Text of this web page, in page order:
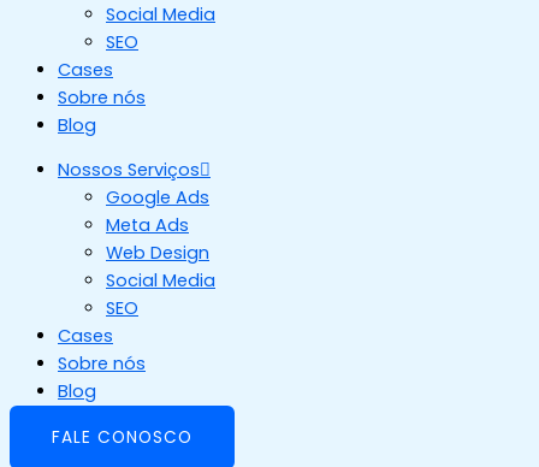
Social Media
SEO
Cases
Sobre nós
Blog
Nossos Serviços
Google Ads
Meta Ads
Web Design
Social Media
SEO
Cases
Sobre nós
Blog
FALE CONOSCO